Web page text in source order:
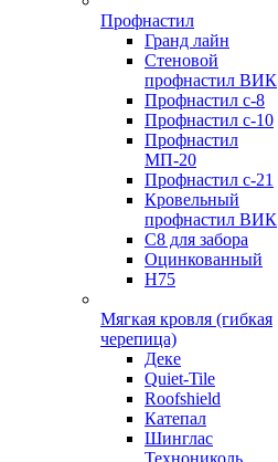
Профнастил
Гранд лайн
Стеновой
профнастил ВИК
Профнастил с-8
Профнастил с-10
Профнастил
МП-20
Профнастил с-21
Кровельный
профнастил ВИК
С8 для забора
Оцинкованный
Н75
Мягкая кровля (гибкая
черепица)
Деке
Quiet-Tile
Roofshield
Катепал
Шинглас
Технониколь